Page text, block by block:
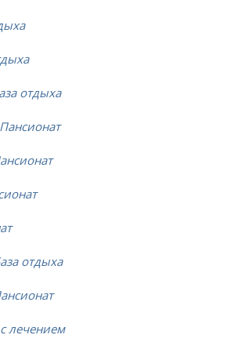
отдыха
Пансионат
отдыха
лечением